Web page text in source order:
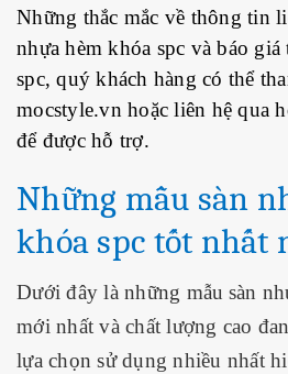
Những thắc mắc về thông tin
nhựa hèm khóa spc và báo
spc, quý khách hàng có thể
mocstyle.vn hoặc liên hệ qua
để được hỗ trợ.
Những mẫu sàn
khóa spc tốt nhất
Dưới đây là những mẫu sàn
mới nhất và chất lượng cao
lựa chọn sử dụng nhiều nhất